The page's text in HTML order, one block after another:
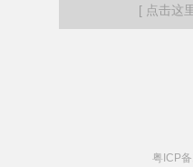
[ 点击这
粤ICP